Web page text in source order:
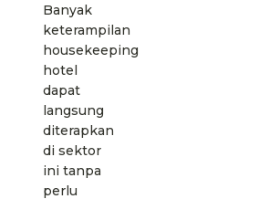
Banyak
keterampilan
housekeeping
hotel
dapat
langsung
diterapkan
di sektor
ini tanpa
perlu